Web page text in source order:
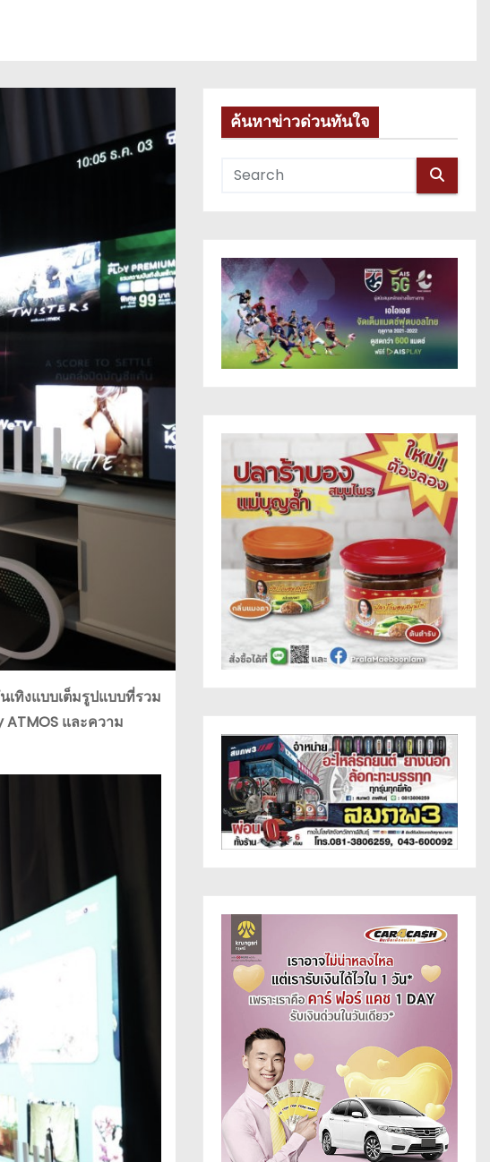
ทิงแบบเต็มรูปแบบที่รวม
และความ
ค้นหาข่าวด่วนทันใจ